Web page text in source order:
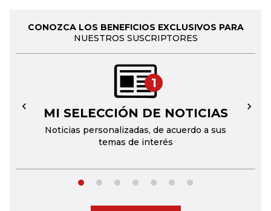
CONOZCA LOS BENEFICIOS EXCLUSIVOS PARA
NUESTROS SUSCRIPTORES
1
MI SELECCIÓN DE NOTICIAS
Noticias personalizadas, de acuerdo a sus
temas de interés
← →